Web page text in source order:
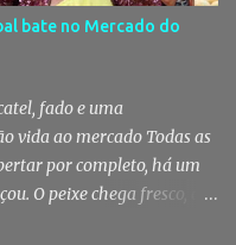
entre amigos e famílias,
o Pinhal Novo: a
numa tradição que
anos, quando ch...
bate no Mercado do
fado e uma
vida ao mercado Todas as
por completo, há um
O peixe chega fresco, os